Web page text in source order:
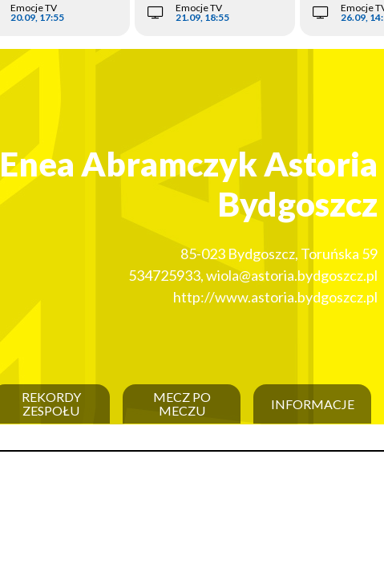
Emocje TV
20.09, 17:55
Emocje TV
21.09, 18:55
Emocje
26.09,
Enea Abramczyk Astoria
Bydgoszcz
85-023 Bydgoszcz, Toruńska 59
534725933,wiola@astoria.bydgoszcz.pl
http://www.astoria.bydgoszcz.pl
REKORDY
ZESPOŁU
MECZ PO
MECZU
INFORMACJE